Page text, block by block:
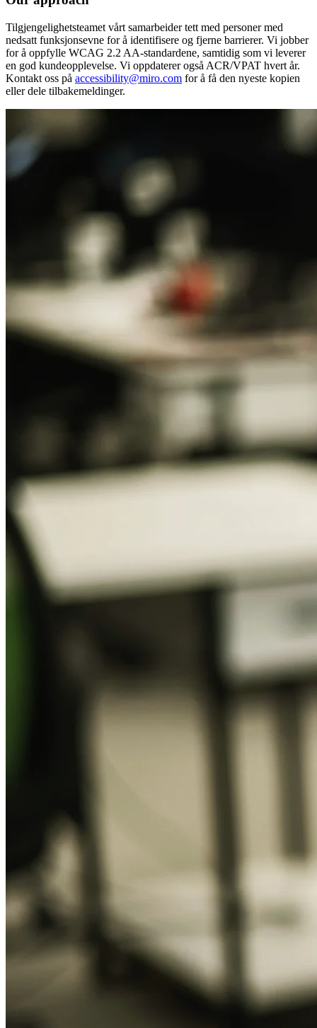
Tilgjengelighetsteamet vårt samarbeider tett med personer med
nedsatt funksjonsevne for å identifisere og fjerne barrierer. Vi jobber
for å oppfylle WCAG 2.2 AA-standardene, samtidig som vi leverer
en god kundeopplevelse. Vi oppdaterer også ACR/VPAT hvert år.
Kontakt oss på accessibility@miro.com for å få den nyeste kopien
eller dele tilbakemeldinger.